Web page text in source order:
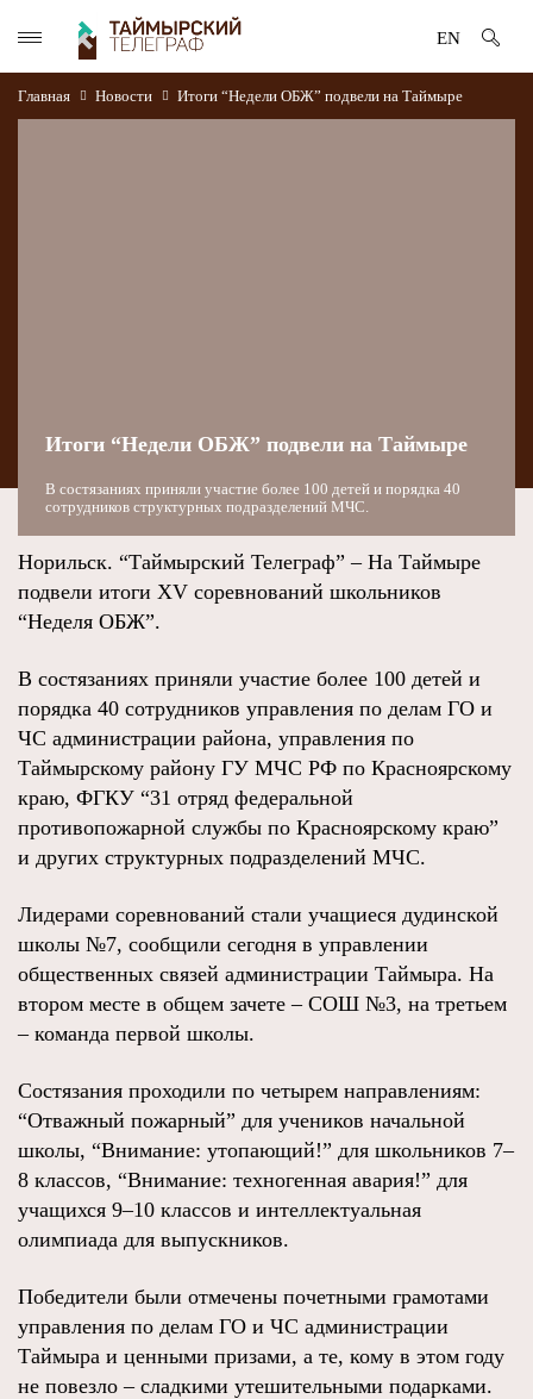
EN
Главная Новости Итоги “Недели ОБЖ” подвели на Таймыре
Итоги “Недели ОБЖ” подвели на Таймыре
В состязаниях приняли участие более 100 детей и порядка 40
сотрудников структурных подразделений МЧС.
Норильск. “Таймырский Телеграф” – На Таймыре
подвели итоги XV соревнований школьников
“Неделя ОБЖ”.
В состязаниях приняли участие более 100 детей и
порядка 40 сотрудников управления по делам ГО и
ЧС администрации района, управления по
Таймырскому району ГУ МЧС РФ по Красноярскому
краю, ФГКУ “31 отряд федеральной
противопожарной службы по Красноярскому краю”
и других структурных подразделений МЧС.
Лидерами соревнований стали учащиеся дудинской
школы №7, сообщили сегодня в управлении
общественных связей администрации Таймыра. На
втором месте в общем зачете – СОШ №3, на третьем
– команда первой школы.
Состязания проходили по четырем направлениям:
“Отважный пожарный” для учеников начальной
школы, “Внимание: утопающий!” для школьников 7–
8 классов, “Внимание: техногенная авария!” для
учащихся 9–10 классов и интеллектуальная
олимпиада для выпускников.
Победители были отмечены почетными грамотами
управления по делам ГО и ЧС администрации
Таймыра и ценными призами, а те, кому в этом году
не повезло – сладкими утешительными подарками.